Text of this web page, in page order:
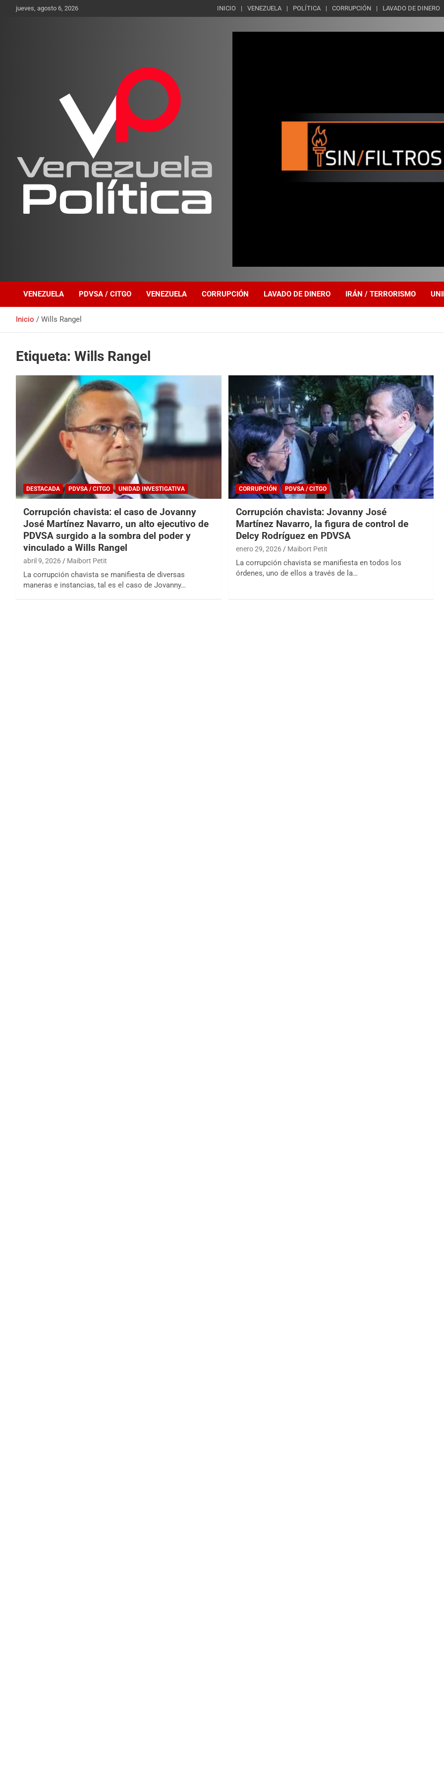
Saltarjueves, agosto 6, 2026 INICIO VENEZUELA POLÍTICA CORRUPCIÓN LAVADO DE DINERO
VENEZUELA PDVSA / CITGO VENEZUELA CORRUPCIÓN LAVADO DE DINERO IRÁN / TERRORISMO
Inicio Wills Rangel
Etiqueta: Wills Rangel
DESTACADA PDVSA / CITGO UNIDAD INVESTIGATIVA
Corrupción chavista: el caso de Jovanny
José Martínez Navarro, un alto ejecutivo de
PDVSA surgido a la sombra del poder y
vinculado a Wills Rangel
abril 9, 2026 Maibort Petit
La corrupción chavista se manifiesta de diversas
maneras e instancias, tal es el caso de Jovanny…
CORRUPCIÓN PDVSA / CITGO
Corrupción chavista: Jovanny José
Martínez Navarro, la figura de control de
Delcy Rodríguez en PDVSA
enero 29, 2026 Maibort Petit
La corrupción chavista se manifiesta en todos los
órdenes, uno de ellos a través de la…